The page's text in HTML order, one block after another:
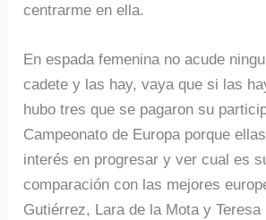
centrarme en ella.
En espada femenina no acude
cadete y las hay, vaya que si las
hubo tres que se pagaron su
Campeonato de Europa porque
interés en progresar y ver cual es
comparación con las mejores
Gutiérrez, Lara de la Mota y Teresa